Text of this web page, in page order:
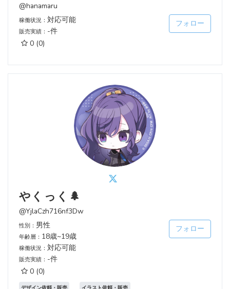
@hanamaru
稼働状況： 対応可能
販売実績： -件
0 (0)
フォロー
やくっく🌲
@YjlaCzh716nf3Dw
性別： 男性
年齢層： 18歳~19歳
稼働状況： 対応可能
販売実績： -件
0 (0)
フォロー